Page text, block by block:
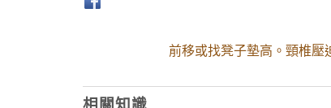
前移或找凳子墊高。頸椎壓
相關知識